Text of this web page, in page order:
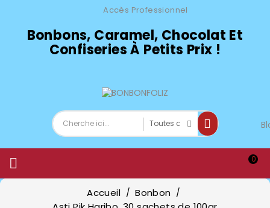
Accès Professionnel
Bonbons, Caramel, Chocolat Et
Confiseries À Petits Prix !
 0
Accueil
Bonbon